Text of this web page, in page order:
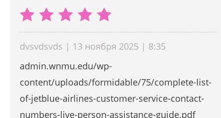
dvsvdsvds | 13 ноября 2025 | 8:35
admin.wnmu.edu/wp-
content/uploads/formidable/75/complete-list-
of-jetblue-airlines-customer-service-contact-
numbers-live-person-assistance-guide.pdf